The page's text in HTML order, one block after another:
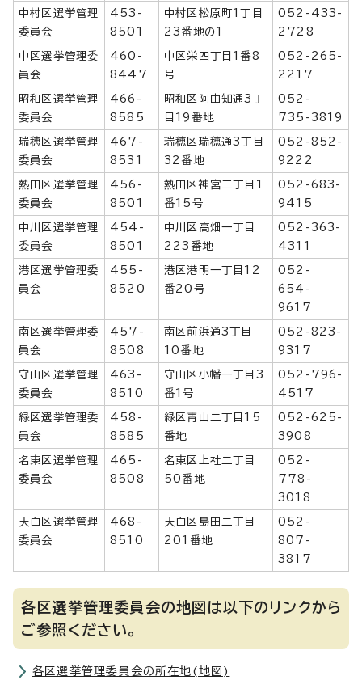
中村区選挙管理
委員会
453-
8501
中村区松原町1丁目
23番地の1
052-433-
2728
中区選挙管理委
員会
460-
8447
中区栄四丁目1番8
号
052-265-
2217
昭和区選挙管理
委員会
466-
8585
昭和区阿由知通3丁
目19番地
052-
735-3819
瑞穂区選挙管理
委員会
467-
8531
瑞穂区瑞穂通3丁目
32番地
052-852-
9222
熱田区選挙管理
委員会
456-
8501
熱田区神宮三丁目1
番15号
052-683-
9415
中川区選挙管理
委員会
454-
8501
中川区高畑一丁目
223番地
052-363-
4311
港区選挙管理委
員会
455-
8520
港区港明一丁目12
番20号
052-
654-
9617
南区選挙管理委
員会
457-
8508
南区前浜通3丁目
10番地
052-823-
9317
守山区選挙管理
委員会
463-
8510
守山区小幡一丁目3
番1号
052-796-
4517
緑区選挙管理委
員会
458-
8585
緑区青山二丁目15
番地
052-625-
3908
名東区選挙管理
委員会
465-
8508
名東区上社二丁目
50番地
052-
778-
3018
天白区選挙管理
委員会
468-
8510
天白区島田二丁目
201番地
052-
807-
3817
各区選挙管理委員会の地図は以下のリンクから
ご参照ください。
各区選挙管理委員会の所在地(地図)